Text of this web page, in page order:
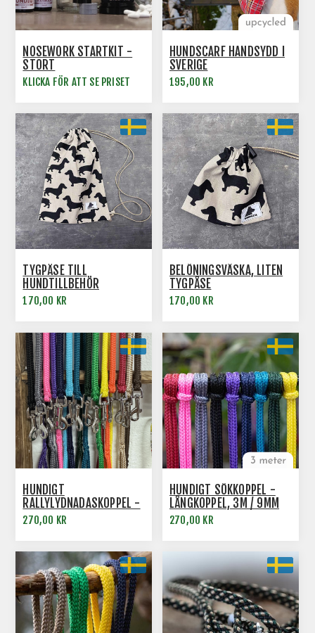
NOSEWORK STARTKIT -
STORT
KLICKA FÖR ATT SE PRISET
HUNDSCARF HANDSYDD I
SVERIGE
195,00 KR
TYGPÅSE TILL
HUNDTILLBEHÖR
170,00 KR
BELÖNINGSVÄSKA, LITEN
TYGPÅSE
170,00 KR
HUNDIGT
RALLYLYDNADASKOPPEL -
1,2M / 9MM
270,00 KR
HUNDIGT SÖKKOPPEL -
LÅNGKOPPEL, 3M / 9MM
270,00 KR